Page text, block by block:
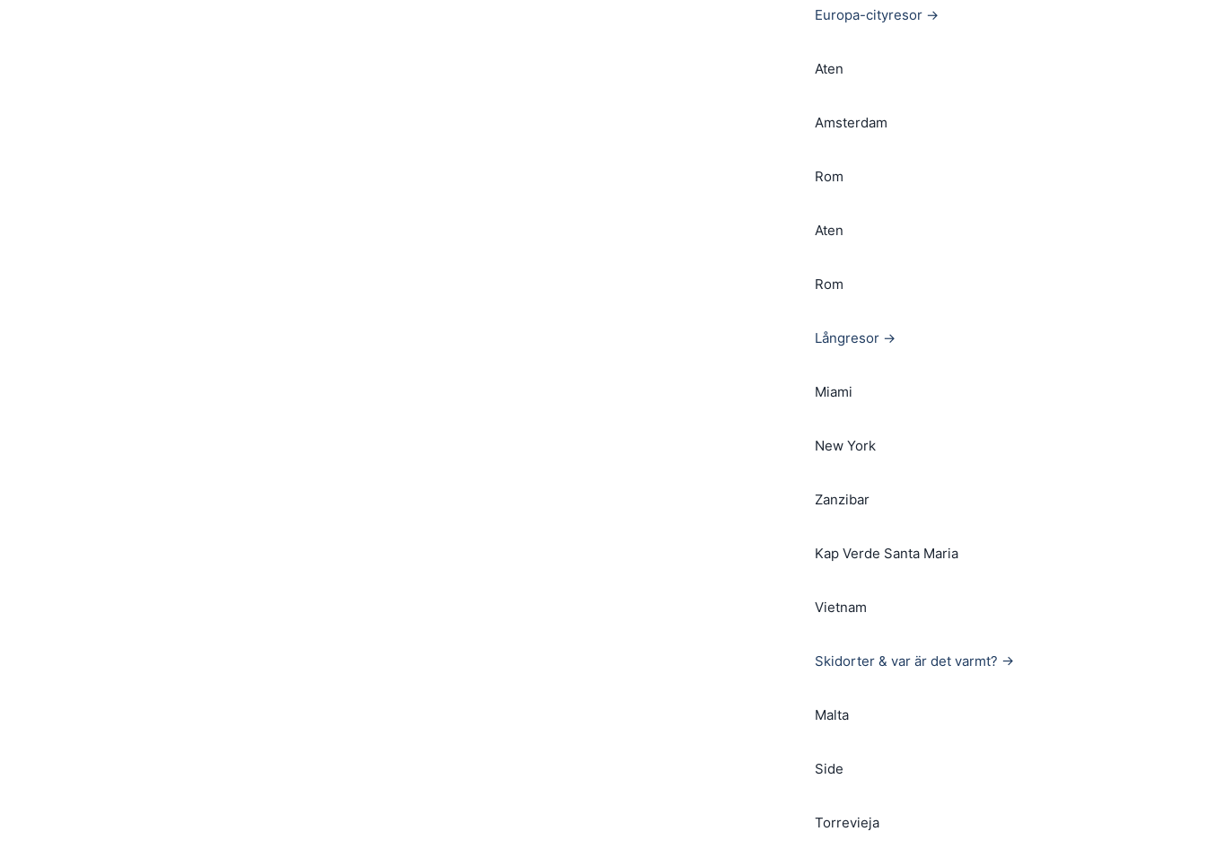
Europa-cityresor →
Aten
Amsterdam
Rom
Aten
Rom
Långresor →
Miami
New York
Zanzibar
Kap Verde Santa Maria
Vietnam
Skidorter & var är det varmt? →
Malta
Side
Torrevieja